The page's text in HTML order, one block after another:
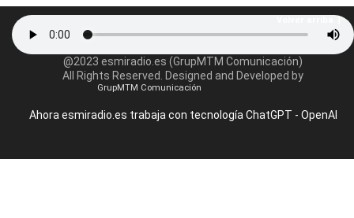
@2023 esmiradio.es (GrupMTM Comunicación)
All Rights Reserved. Designed and Developed by
GrupMTM Comunicación
Ahora esmiradio.es trabaja con tecnología ChatGPT - OpenAI